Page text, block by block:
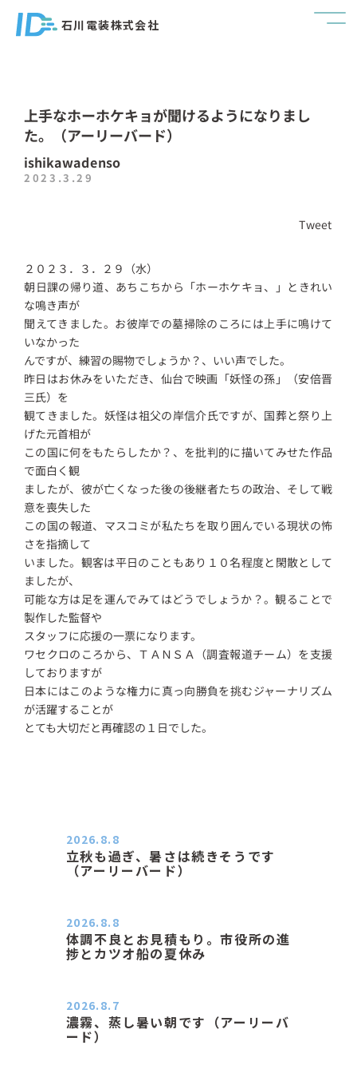
石川電装株式会社
上手なホーホケキョが聞けるようになりまし
た。（アーリーバード）
ishikawadenso
2023.3.29
Tweet
２０２３．３．２９（水）
朝日課の帰り道、あちこちから「ホーホケキョ、」ときれい
な鳴き声が
聞えてきました。お彼岸での墓掃除のころには上手に鳴けて
いなかった
んですが、練習の賜物でしょうか？、いい声でした。
昨日はお休みをいただき、仙台で映画「妖怪の孫」（安倍晋
三氏）を
観てきました。妖怪は祖父の岸信介氏ですが、国葬と祭り上
げた元首相が
この国に何をもたらしたか？、を批判的に描いてみせた作品
で面白く観
ましたが、彼が亡くなった後の後継者たちの政治、そして戦
意を喪失した
この国の報道、マスコミが私たちを取り囲んでいる現状の怖
さを指摘して
いました。観客は平日のこともあり１０名程度と閑散として
ましたが、
可能な方は足を運んでみてはどうでしょうか？。観ることで
製作した監督や
スタッフに応援の一票になります。
ワセクロのころから、ＴＡＮＳＡ（調査報道チーム）を支援
しておりますが
日本にはこのような権力に真っ向勝負を挑むジャーナリズム
が活躍することが
とても大切だと再確認の１日でした。
立秋も過ぎ、暑さは続きそうです
（アーリーバード）
2026.8.8
体調不良とお見積もり。市役所の進
捗とカツオ船の夏休み
2026.8.8
濃霧、蒸し暑い朝です（アーリーバ
ード）
2026.8.7